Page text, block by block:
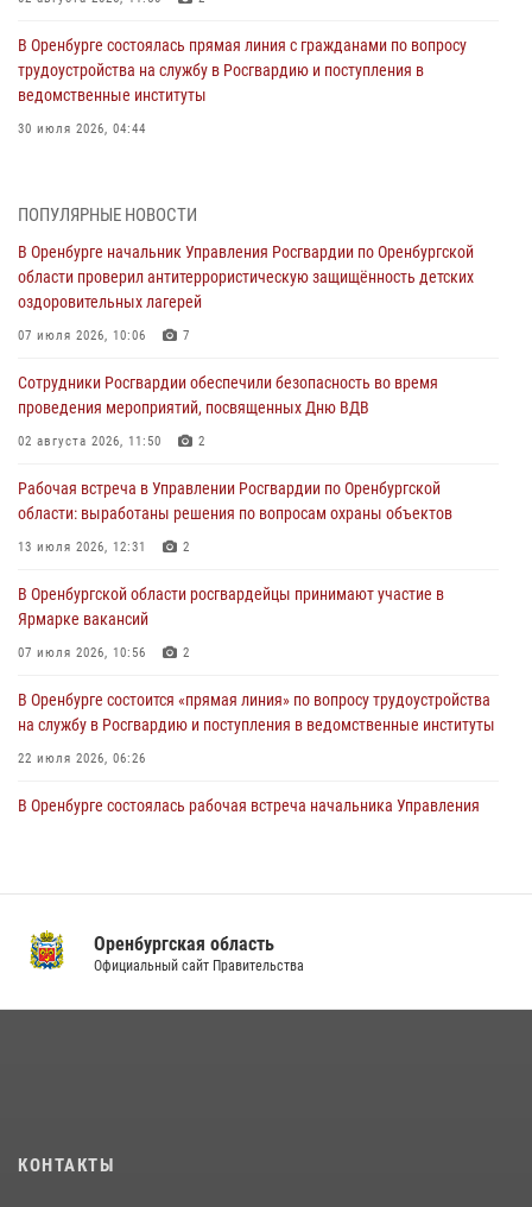
В Оренбурге состоялась прямая линия с гражданами по вопросу
трудоустройства на службу в Росгвардию и поступления в
ведомственные институты
30 июля 2026, 04:44
28 июля 2026, 09:41 1
Росгвардейцы обеспечили правопорядок на праздновании Дня
ВМФ в Оренбурге
27 июля 2026, 14:36 2
жизненной ситуации (ВИДЕО)
26 июля 2026, 14:45
образовательных учреждений к новому учебному году
24 июля 2026, 12:25
проведён рейд по строительным объектам
23 июля 2026, 10:47
ПОПУЛЯРНЫЕ НОВОСТИ
В Оренбурге начальник Управления Росгвардии по Оренбургской
области проверил антитеррористическую защищённость детских
оздоровительных лагерей
07 июля 2026, 10:06 7
Сотрудники Росгвардии обеспечили безопасность во время
проведения мероприятий, посвященных Дню ВДВ
02 августа 2026, 11:50 2
Рабочая встреча в Управлении Росгвардии по Оренбургской
области: выработаны решения по вопросам охраны объектов
13 июля 2026, 12:31 2
В Оренбургской области росгвардейцы принимают участие в
Ярмарке вакансий
07 июля 2026, 10:56 2
В Оренбурге состоится «прямая линия» по вопросу трудоустройства
на службу в Росгвардию и поступления в ведомственные институты
22 июля 2026, 06:26
В Оренбурге состоялась рабочая встреча начальника Управления
Росгвардейцы Оренбургской области проверили готовность детских
образовательных учреждений к новому учебному году
Оренбургская область
Официальный сайт Правительства
КОНТАКТЫ